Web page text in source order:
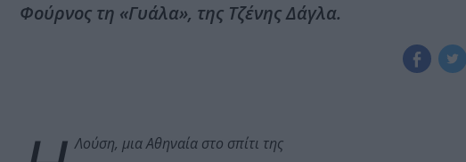
Φούρνος τη «Γυάλα», της Τζένης Δάγλα.
Λούση, μια Αθηναία στο σπίτι της